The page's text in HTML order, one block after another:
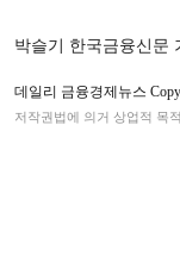
박슬기 한국금융신문
데일리 금융경제뉴스
저작권법에 의거 상업적 목